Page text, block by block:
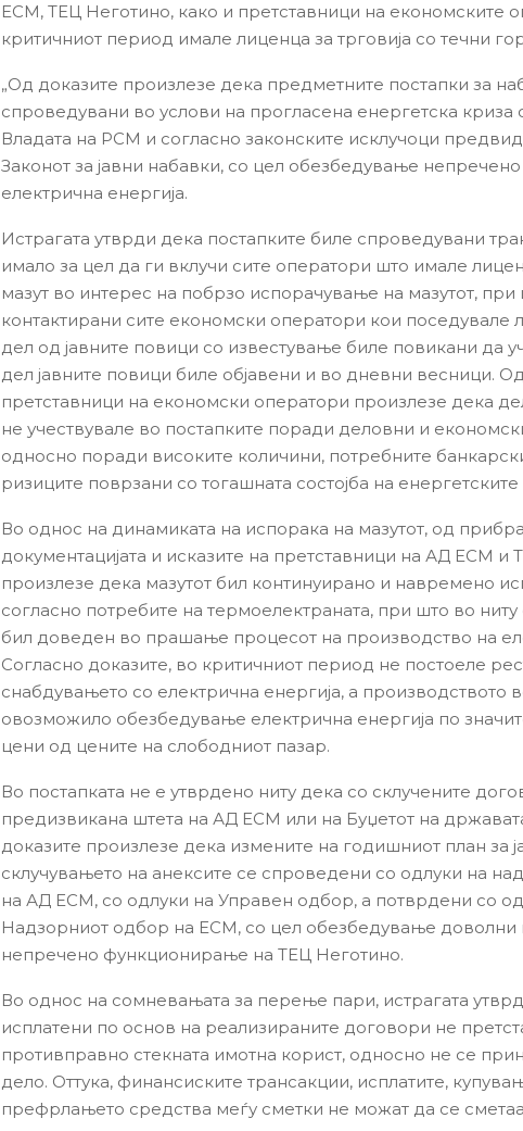
ЕСМ, ТЕЦ Неготино, како и претставници на економските
критичниот период имале лиценца за трговија со течни
„Од доказите произлезе дека предметните постапки за
спроведувани во услови на прогласена енергетска криза
Владата на РСМ и согласно законските исклучоци
Законот за јавни набавки, со цел обезбедување
електрична енергија.
Истрагата утврди дека постапките биле спроведувани
имало за цел да ги вклучи сите оператори што имале
мазут во интерес на побрзо испорачување на мазутот, при
контактирани сите економски оператори кои поседувале
дел од јавните повици со известување биле повикани да
дел јавните повици биле објавени и во дневни весници.
претставници на економски оператори произлезе дека
не учествувале во постапките поради деловни и
односно поради високите количини, потребните
ризиците поврзани со тогашната состојба на енергетските
Во однос на динамиката на испорака на мазутот, од
документацијата и исказите на претставници на АД ЕСМ и
произлезе дека мазутот бил континуирано и навремено
согласно потребите на термоелектраната, при што во
бил доведен во прашање процесот на производство на
Согласно доказите, во критичниот период не постоеле
снабдувањето со електрична енергија, а производството
овозможило обезбедување електрична енергија по
цени од цените на слободниот пазар.
Во постапката не е утврдено ниту дека со склучените
предизвикана штета на АД ЕСМ или на Буџетот на
доказите произлезе дека измените на годишниот план за
склучувањето на анексите се спроведени со одлуки на
на АД ЕСМ, со одлуки на Управен одбор, а потврдени со
Надзорниот одбор на ЕСМ, со цел обезбедување доволни
непречено функционирање на ТЕЦ Неготино.
Во однос на сомневањата за перење пари, истрагата
исплатени по основ на реализираните договори не
противправно стекната имотна корист, односно не се
дело. Оттука, финансиските трансакции, исплатите,
префрлањето средства меѓу сметки не можат да се сметаат